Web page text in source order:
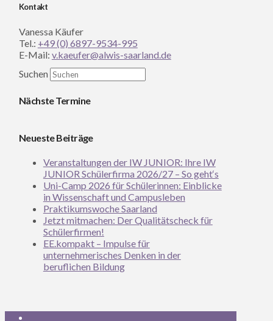
Kontakt
Vanessa Käufer
Tel.: +49 (0) 6897-9534-995
E-Mail: v.kaeufer@alwis-saarland.de
Suchen
Nächste Termine
Neueste Beiträge
Veranstaltungen der IW JUNIOR: Ihre IW
JUNIOR Schülerfirma 2026/27 – So geht‘s
Uni-Camp 2026 für Schülerinnen: Einblicke
in Wissenschaft und Campusleben
Praktikumswoche Saarland
Jetzt mitmachen: Der Qualitätscheck für
Schülerfirmen!
EE.kompakt – Impulse für
unternehmerisches Denken in der
beruflichen Bildung